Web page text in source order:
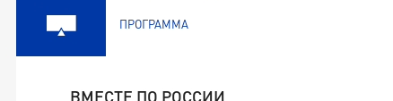
ПРОГРАММА
ВМЕСТЕ ПО РОССИИ